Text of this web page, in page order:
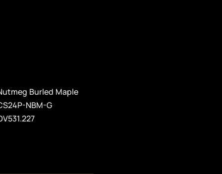
Burled Maple
NBM-G